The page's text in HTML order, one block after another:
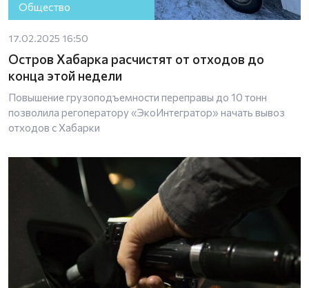
Общество
17.02.2025 16:50
Остров Хабарка расчистят от отходов до
конца этой недели
Повышение грузоподъемности переправы до 10 тонн
позволила регоператору «ЭкоИнтегратор» начать вывоз
отходов с Хабарки